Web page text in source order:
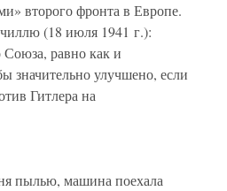
второго фронта в Европе.
(18 июля 1941 г.):
равно как и
значительно улучшено, если
Гитлера на
пылью, машина поехала